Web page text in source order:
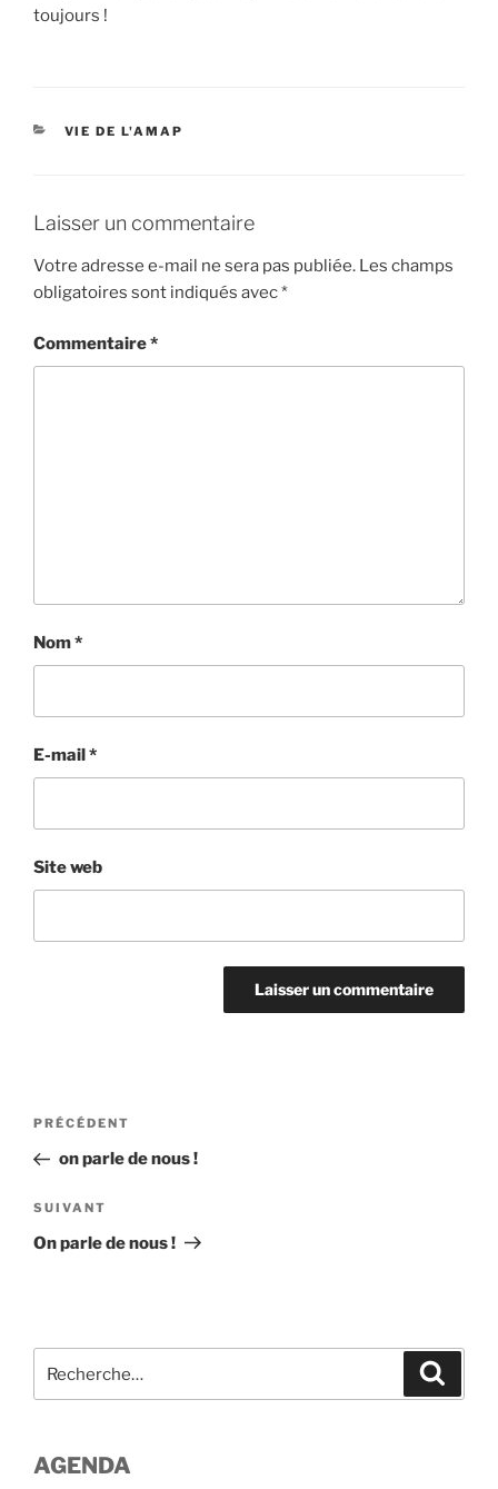
toujours !
CATÉGORIES
VIE DE L'AMAP
Laisser un commentaire
Votre adresse e-mail ne sera pas publiée. Les champs
obligatoires sont indiqués avec*
Commentaire*
Nom*
E-mail*
Site web
Navigation
l’article
Article
précédent
PRÉCÉDENT
on parle de nous !
Article
suivant
SUIVANT
On parle de nous !
pour
AGENDA